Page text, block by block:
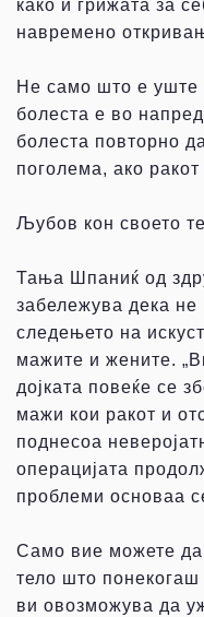
како и грижата за
навремено
Не само што е уште
болеста е во
болеста повторно
поголема, ако
Љубов кон своето
Тања Шпаниќ од
забележува дека не
следењето на
мажите и жените.
дојката повеќе се
мажи кои ракот и
поднесоа
операцијата
проблеми основаа
Само вие можете
тело што
ви овозможува да